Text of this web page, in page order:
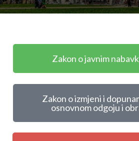
Zakon o javnim
Zakon o izmjeni i
osnovnom odgoju i